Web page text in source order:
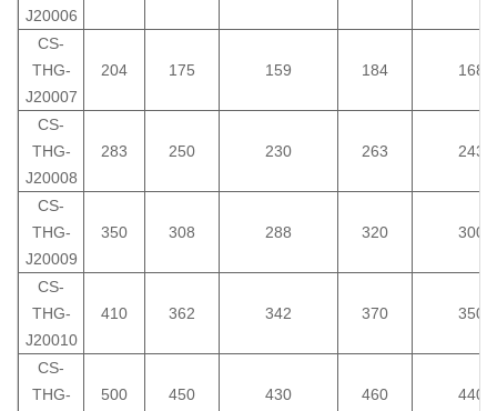
J20006
CS-
THG-
J20007
204 175 159 184 168
CS-
THG-
J20008
283 250 230 263 243
CS-
THG-
J20009
350 308 288 320 300
CS-
THG-
J20010
410 362 342 370 350
CS-
THG-
500 450 430 460 440